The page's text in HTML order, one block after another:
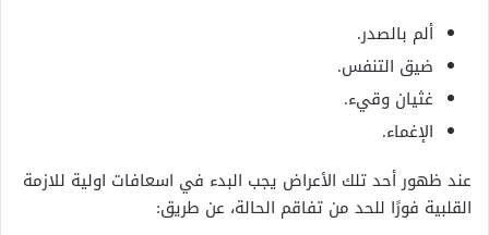
ألم بالصدر.
ضيق التنفس.
غثيان وقيء.
الإغماء.
عند ظهور أحد تلك الأعراض يجب البدء في اسعافات اولية للازمة
القلبية فورًا للحد من تفاقم الحالة، عن طريق: